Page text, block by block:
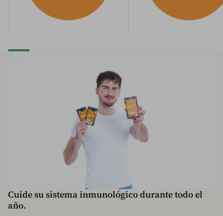
Cuide su sistema inmunológico durante todo el
año.